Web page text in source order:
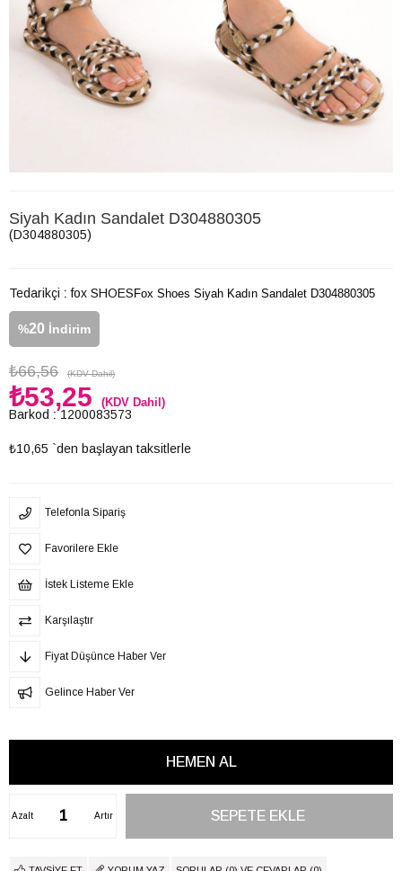
Siyah Kadın Sandalet D304880305
(D304880305)
Tedarikçi : fox SHOES
%20 İndirim
₺66,56 (KDV Dahil)
₺53,25 (KDV Dahil)
Barkod : 1200083573
₺10,65 `den başlayan taksitlerle
Fox Shoes Siyah Kadın Sandalet D304880305
Telefonla Sipariş
Favorilere Ekle
İstek Listeme Ekle
Karşılaştır
Fiyat Düşünce Haber Ver
Gelince Haber Ver
Artır
Azalt